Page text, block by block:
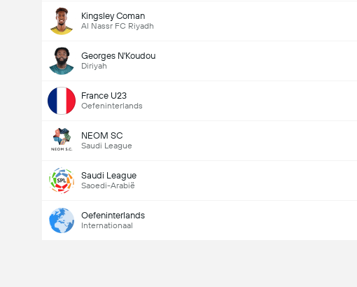
Kingsley Coman
Al Nassr FC Riyadh
Georges N'Koudou
Diriyah
France U23
Oefeninterlands
NEOM SC
Saudi League
Saudi League
Saoedi-Arabië
Oefeninterlands
Internationaal